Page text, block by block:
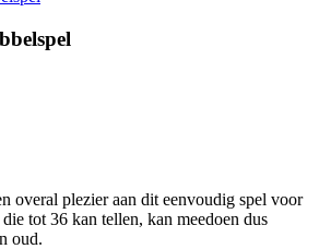
overal plezier aan dit eenvoudig spel voor
tot 36 kan tellen, kan meedoen dus
oud.